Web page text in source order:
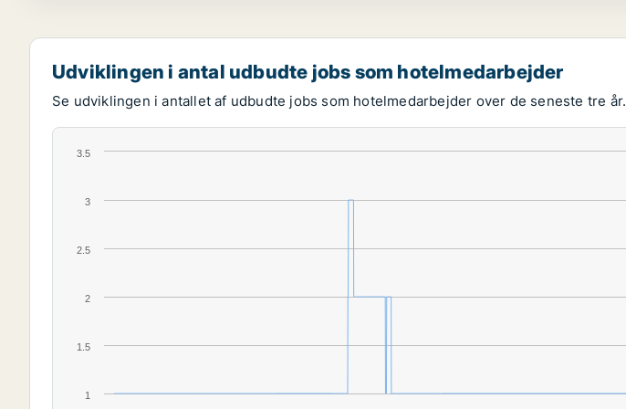
Udviklingen i antal udbudte jobs som hotelmedarbejder
Se udviklingen i antallet af udbudte jobs som hotelmedarbejder over de seneste tre år.
1
1.5
2
2.5
3
3.5